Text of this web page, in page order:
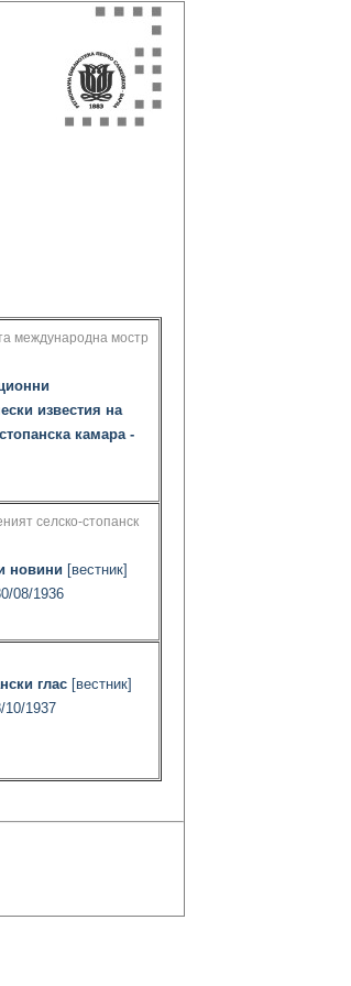
международна мостр
известия на
камара -
селско-стопанск
новини [вестник]
08/1936
глас [вестник]
10/1937